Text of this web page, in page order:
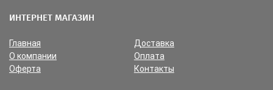
ИНТЕРНЕТ МАГАЗИН
Главная
Доставка
О компании
Оплата
Оферта
Контакты